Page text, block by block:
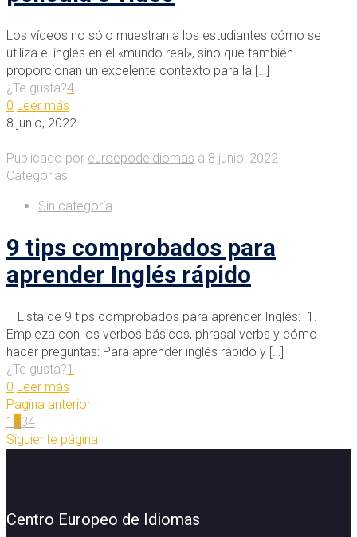
Los vídeos no sólo muestran a los estudiantes cómo se
utiliza el inglés en el «mundo real», sino que también
proporcionan un excelente contexto para la […]
¿Te gusta?4
0 Leer más
8 junio, 2022
Publicado por euroepodeidiomas a 8 junio, 2022
Categorías
Sin categoría
9 tips comprobados para
aprender Inglés rápido
– Lista de 9 tips comprobados para aprender Inglés: 1.
Empieza con los verbos básicos, phrasal verbs y cómo
hacer preguntas: Para aprender inglés rápido y […]
¿Te gusta?1
0 Leer más
Pagina anterior
1 234
Siguiente página
Centro Europeo de Idiomas